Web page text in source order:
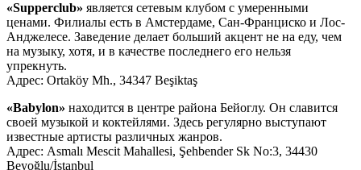
«Supperclub» является сетевым клубом с умеренными
ценами. Филиалы есть в Амстердаме, Сан-Франциско и Лос-
Анджелесе. Заведение делает больший акцент не на еду, чем
на музыку, хотя, и в качестве последнего его нельзя
упрекнуть.
Адрес: Ortaköy Mh., 34347 Beşiktaş
«Babylon» находится в центре района Бейоглу. Он славится
своей музыкой и коктейлями. Здесь регулярно выступают
известные артисты различных жанров.
Адрес: Asmalı Mescit Mahallesi, Şehbender Sk No:3, 34430
Beyoğlu/İstanbul